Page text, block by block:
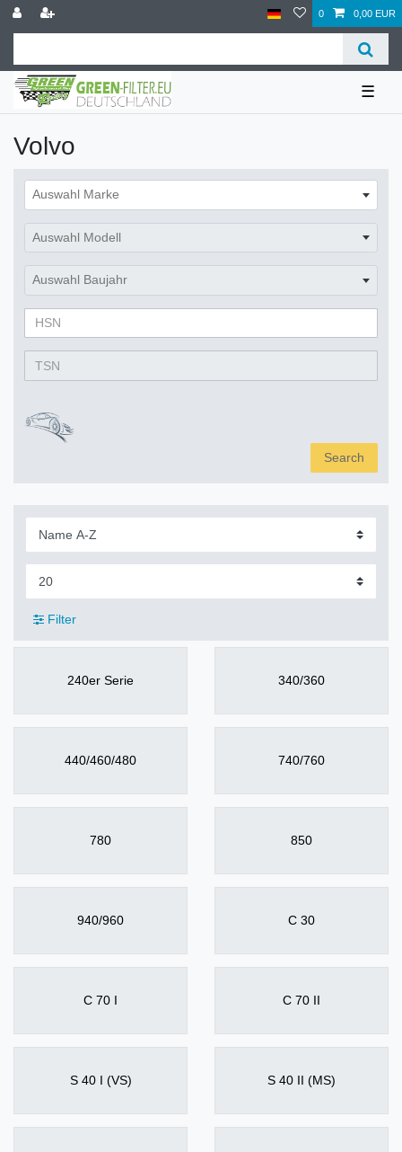
0 0,00 EUR
☰
Volvo
Auswahl Marke
Auswahl Modell
Auswahl Baujahr
Search
Filter
240er Serie 340/360
440/460/480 740/760
780 850
940/960 C 30
C 70 I C 70 II
S 40 I (VS) S 40 II (MS)